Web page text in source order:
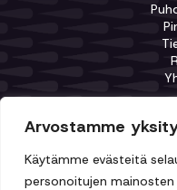
Arvostamme
Käytämme evästeitä
personoitujen